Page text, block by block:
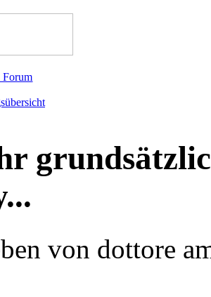
Forum
von dottore